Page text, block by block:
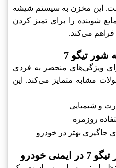
این مخزن به سیستم شیشه
شوینده را برای تمیز کردن
می‌کند.
تیگو 7
شیشه شور تیگو 7 دارای ویژگی‌های منحصر به فردی
مشابه متمایز می‌کند. این
و شیمیایی
روزمره
بهتر در خودرو
خودرو